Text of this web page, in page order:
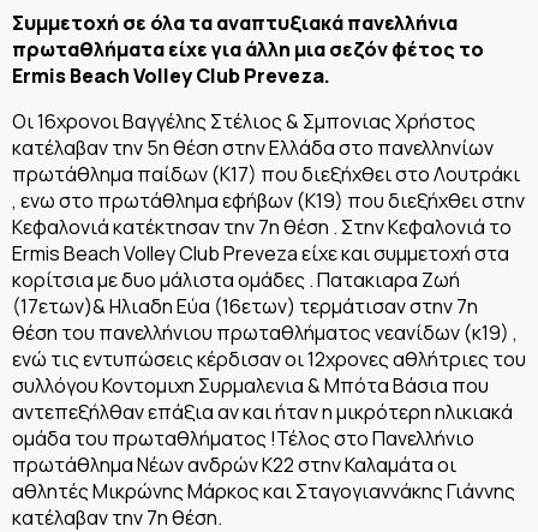
Συμμετοχή σε όλα τα αναπτυξιακά πανελλήνια
πρωταθλήματα είχε για άλλη μια σεζόν φέτος το
Ermis Beach Volley Club Preveza.
Οι 16χρονοι Βαγγέλης Στέλιος & Σμπονιας Χρήστος
κατέλαβαν την 5η θέση στην Ελλάδα στο πανελληνίων
πρωτάθλημα παίδων (Κ17) που διεξήχθει στο Λουτράκι
, ενω στο πρωτάθλημα εφήβων (Κ19) που διεξήχθει στην
Κεφαλονιά κατέκτησαν την 7η θέση . Στην Κεφαλονιά το
Ermis Beach Volley Club Preveza είχε και συμμετοχή στα
κορίτσια με δυο μάλιστα ομάδες . Πατακιαρα Ζωή
(17ετων)& Ηλιαδη Εύα (16ετων) τερμάτισαν στην 7η
θέση του πανελλήνιου πρωταθλήματος νεανίδων (κ19) ,
ενώ τις εντυπώσεις κέρδισαν οι 12χρονες αθλήτριες του
συλλόγου Κοντομιχη Συρμαλενια & Μπότα Βάσια που
αντεπεξήλθαν επάξια αν και ήταν η μικρότερη ηλικιακά
ομάδα του πρωταθλήματος !Τέλος στο Πανελλήνιο
πρωτάθλημα Νέων ανδρών Κ22 στην Καλαμάτα οι
αθλητές Μικρώνης Μάρκος και Σταγογιαννάκης Γιάννης
κατέλαβαν την 7η θέση.